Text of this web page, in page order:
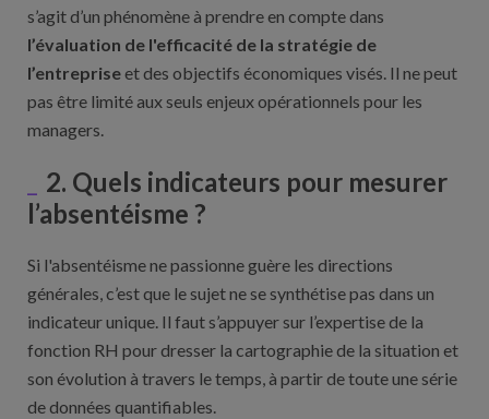
s’agit d’un phénomène à prendre en compte dans
l’évaluation de l'efficacité de la stratégie de
l’entrepriseet des objectifs économiques visés. Il ne peut
pas être limité aux seuls enjeux opérationnels pour les
managers.
2. Quels indicateurs pour mesurer
l’absentéisme ?
Si l'absentéisme ne passionne guère les directions
générales, c’est que le sujet ne se synthétise pas dans un
indicateur unique. Il faut s’appuyer sur l’expertise de la
fonction RH pour dresser la cartographie de la situation et
son évolution à travers le temps, à partir de toute une série
de données quantifiables.